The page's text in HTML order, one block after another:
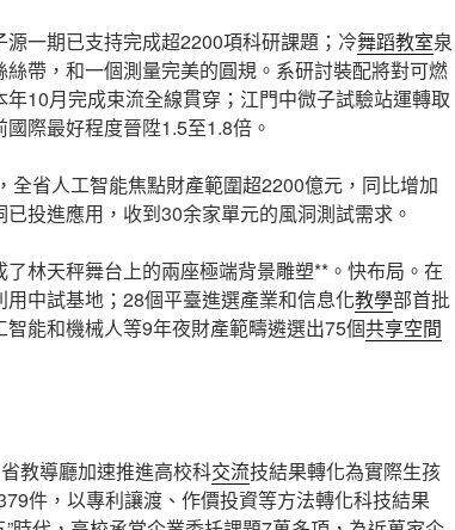
一期已支持完成超2200項科研課題；冷舞蹈教室泉
帶，和一個測量完美的圓規。系研討裝配將對可燃
10月完成束流全線貫穿；江門中微子試驗站運轉取
際最好程度晉陞1.5至1.8倍。
全省人工智能焦點財產範圍超2200億元，同比增加
投進應用，收到30余家單元的風洞測試需求。
林天秤舞台上的兩座極端背景雕塑**。快布局。在
中試基地；28個平臺進選產業和信息化教學部首批
能和機械人等9年夜財產範疇遴選出75個共享空間
教導廳加速推進高校科交流技結果轉化為實際生孩
件，以專利讓渡、作價投資等方法轉化科技結果